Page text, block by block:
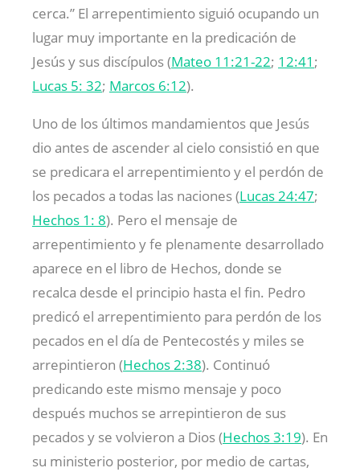
cerca.” El arrepentimiento siguió ocupando un
lugar muy importante en la predicación de
Jesús y sus discípulos (Mateo 11:21-22; 12:41 ;
Lucas 5: 32; Marcos 6:12).
Uno de los últimos mandamientos que Jesús
dio antes de ascender al cielo consistió en que
se predicara el arrepentimiento y el perdón de
los pecados a todas las naciones (Lucas 24:47;
Hechos 1: 8). Pero el mensaje de
arrepentimiento y fe plenamente desarrollado
aparece en el libro de Hechos, donde se
recalca desde el principio hasta el fin. Pedro
predicó el arrepentimiento para perdón de los
pecados en el día de Pentecostés y miles se
arrepintieron (Hechos 2:38). Continuó
predicando este mismo mensaje y poco
después muchos se arrepintieron de sus
pecados y se volvieron a Dios (Hechos 3:19). En
su ministerio posterior, por medio de cartas,